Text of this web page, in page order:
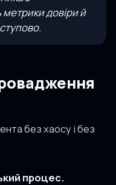
довіри й
без хаосу і без
процес.